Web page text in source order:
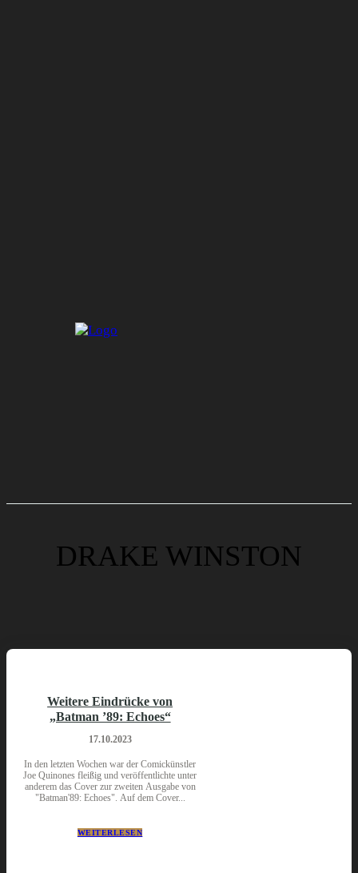
DRAKE WINSTON
Weitere Eindrücke von
„Batman ’89: Echoes“
17.10.2023
In den letzten Wochen war der Comickünstler
Joe Quinones fleißig und veröffentlichte unter
anderem das Cover zur zweiten Ausgabe von
"Batman'89: Echoes". Auf dem Cover...
WEITERLESEN